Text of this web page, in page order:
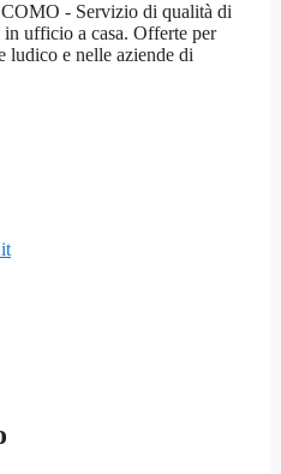
- Servizio di qualità di
ufficio a casa. Offerte per
ludico e nelle aziende di